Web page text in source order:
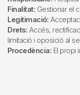
Finalitat: Gestionar el
Legitimació:
Drets: Accés,
limitació i oposició al
Procedència: El propi